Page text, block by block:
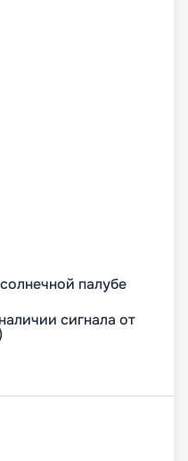
палубе
сигнала от